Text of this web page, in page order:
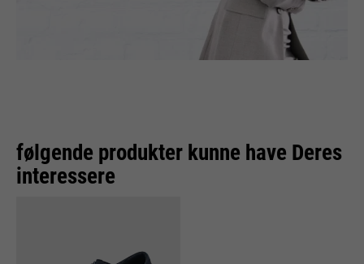
følgende produkter kunne have Deres
interessere